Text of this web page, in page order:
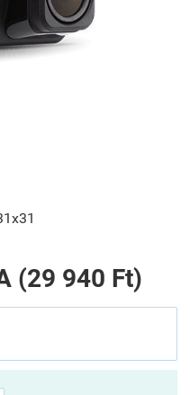
(29 940 Ft)